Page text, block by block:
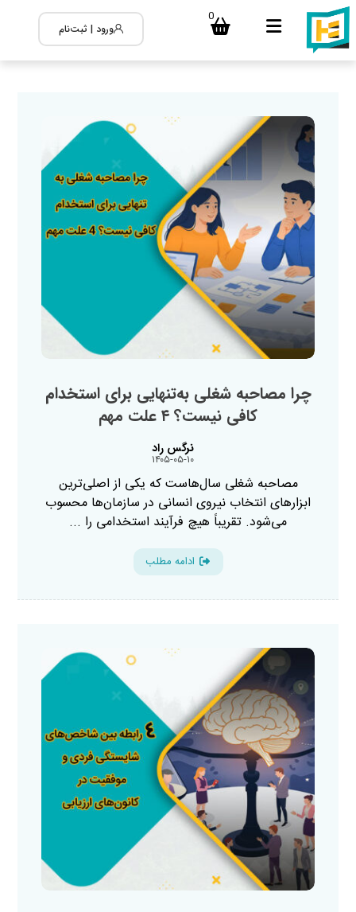
0
ورود | ثبت‌نام
چرا مصاحبه شغلی به‌تنهایی برای استخدام
کافی نیست؟ ۴ علت مهم
نرگس راد
۱۴۰۵-۰۵-۱۰
مصاحبه شغلی سال‌هاست که یکی از اصلی‌ترین
ابزارهای انتخاب نیروی انسانی در سازمان‌ها محسوب
می‌شود. تقریباً هیچ فرآیند استخدامی را ...
ادامه مطلب